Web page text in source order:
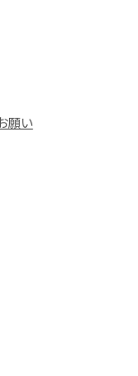
願い